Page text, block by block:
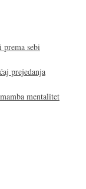
prema sebi
prejedanja
mentalitet